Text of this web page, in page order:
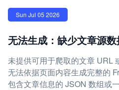
Sun Jul 05 2026
无法生成：缺少文章源
未提供可用于爬取的文章 URL
无法依据页面内容生成完整的
包含文章信息的 JSON 数组或